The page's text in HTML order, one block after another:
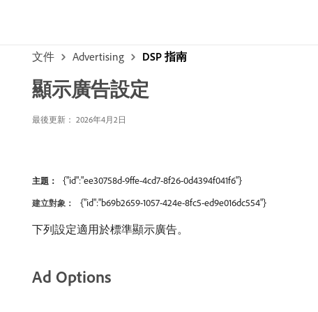
文件 Advertising DSP 指南
顯示廣告設定
最後更新： 2026年4月2日
主題： {"id":"ee30758d-9ffe-4cd7-8f26-0d4394f041f6"}
建立對象： {"id":"b69b2659-1057-424e-8fc5-ed9e016dc554"}
下列設定適用於標準顯示廣告。
Ad Options